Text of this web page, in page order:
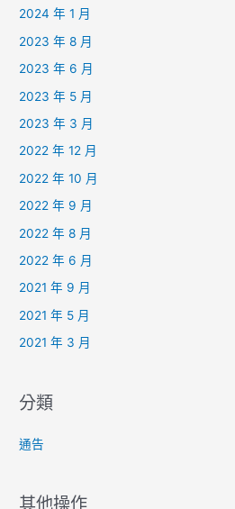
2024 年 1 月
2023 年 8 月
2023 年 6 月
2023 年 5 月
2023 年 3 月
2022 年 12 月
2022 年 10 月
2022 年 9 月
2022 年 8 月
2022 年 6 月
2021 年 9 月
2021 年 5 月
2021 年 3 月
分類
通告
其他操作